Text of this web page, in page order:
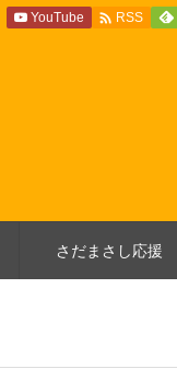
さだまさし応援
YouTube  RSS